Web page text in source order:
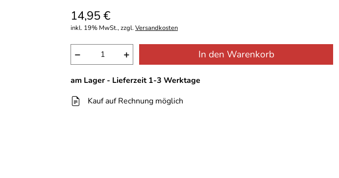
14,95 €
inkl. 19% MwSt., zzgl.Versandkosten
− + In den Warenkorb
am Lager - Lieferzeit 1-3 Werktage
Kauf auf Rechnung möglich